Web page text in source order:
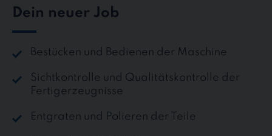
Dein neuer Job
Bestücken und Bedienen der Maschine
Sichtkontrolle und Qualitätskontrolle der
Fertigerzeugnisse
Entgraten und Polieren der Teile